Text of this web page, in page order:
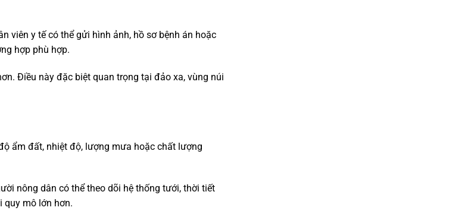
viên y tế có thể gửi hình ảnh, hồ sơ bệnh án hoặc
hợp phù hợp.
Điều này đặc biệt quan trọng tại đảo xa, vùng núi
ẩm đất, nhiệt độ, lượng mưa hoặc chất lượng
nông dân có thể theo dõi hệ thống tưới, thời tiết
quy mô lớn hơn.